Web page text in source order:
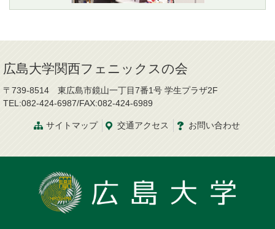
広島大学関西フェニックスの会
〒739-8514 東広島市鏡山一丁目7番1号 学生プラザ2F
TEL:082-424-6987/FAX:082-424-6989
サイトマップ 交通アクセス お問い合わせ